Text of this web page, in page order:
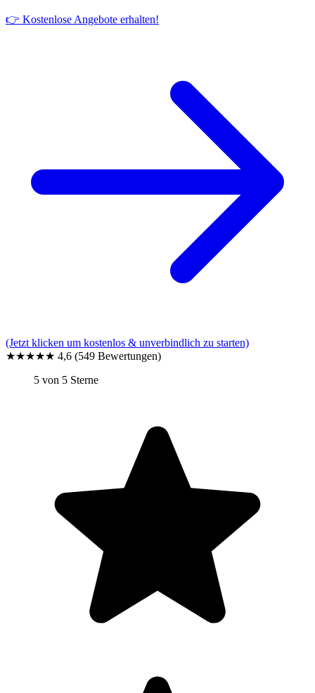
👉 Kostenlose Angebote erhalten!
(Jetzt klicken um kostenlos & unverbindlich zu starten)
★★★★★ 4,6 (549 Bewertungen)
5 von 5 Sterne